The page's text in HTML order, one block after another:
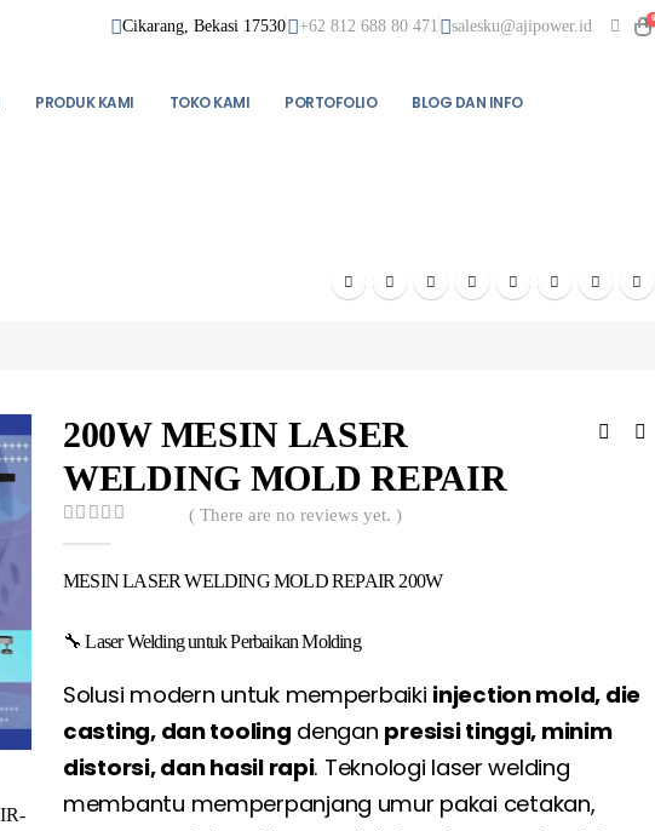
Cikarang, Bekasi 17530 +62 812 688 80 471 salesku@ajipower.id 0
PRODUK KAMI TOKO KAMI PORTOFOLIO BLOG DAN INFO
200W MESIN LASER
WELDING MOLD REPAIR
0out of 5
( There are no reviews yet. )
MESIN LASER WELDING MOLD REPAIR 200W
🔧 Laser Welding untuk Perbaikan Molding
Solusi modern untuk memperbaiki injection mold, die
casting, dan tooling dengan presisi tinggi, minim
distorsi, dan hasil rapi. Teknologi laser welding
membantu memperpanjang umur pakai cetakan,